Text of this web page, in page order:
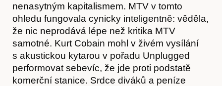
nenasytným kapitalismem. MTV v tomto
ohledu fungovala cynicky inteligentně: věděla,
že nic neprodává lépe než kritika MTV
samotné. Kurt Cobain mohl v živém vysílání
s akustickou kytarou v pořadu Unplugged
performovat sebevíc, že jde proti podstatě
komerční stanice. Srdce diváků a peníze